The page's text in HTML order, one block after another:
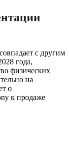
с другим
года,
физических
на
о
к продаже